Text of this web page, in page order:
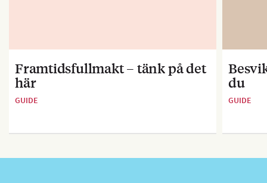
Framtidsfullmakt – tänk på det
här
GUIDE
du
GUIDE